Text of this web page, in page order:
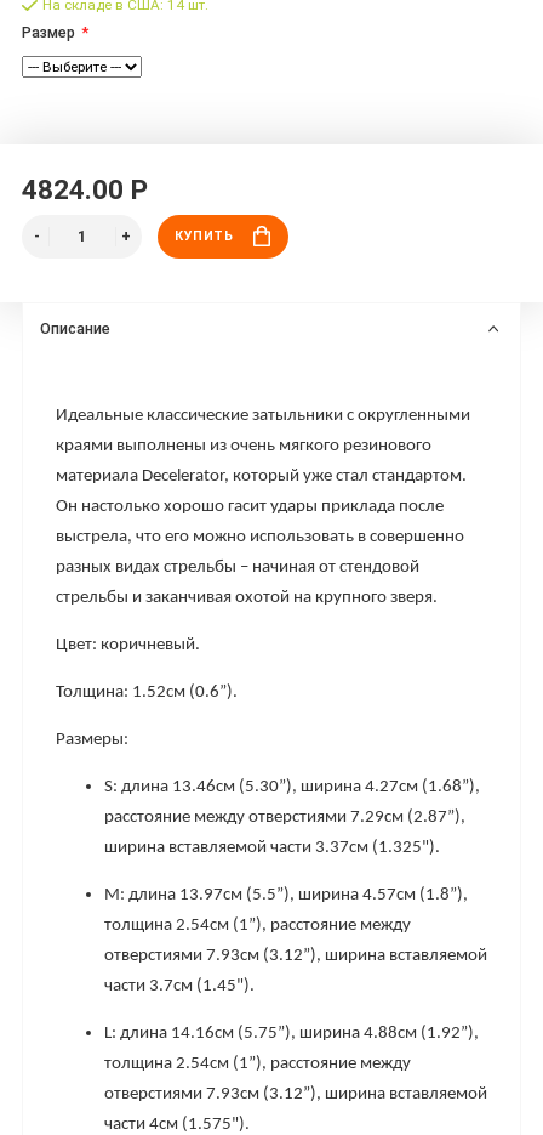
На складе в США: 14 шт.
Размер
4824.00 Р
КУПИТЬ
Описание
Идеальные классические затыльники с округленными
краями выполнены из очень мягкого резинового
материала Decelerator, который уже стал стандартом.
Он настолько хорошо гасит удары приклада после
выстрела, что его можно использовать в совершенно
разных видах стрельбы – начиная от стендовой
стрельбы и заканчивая охотой на крупного зверя.
Цвет: коричневый.
Толщина: 1.52см (0.6”).
Размеры:
S: длина 13.46см (5.30”), ширина 4.27см (1.68”),
расстояние между отверстиями 7.29см (2.87”),
ширина вставляемой части 3.37см (1.325").
М: длина 13.97см (5.5”), ширина 4.57см (1.8”),
толщина 2.54см (1”), расстояние между
отверстиями 7.93см (3.12”), ширина вставляемой
части 3.7см (1.45").
L: длина 14.16см (5.75”), ширина 4.88см (1.92”),
толщина 2.54см (1”), расстояние между
отверстиями 7.93см (3.12”), ширина вставляемой
части 4см (1.575").